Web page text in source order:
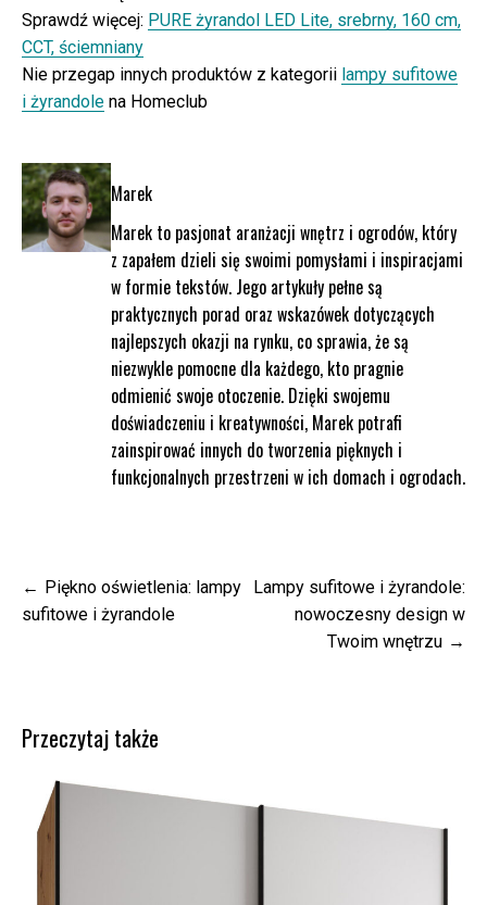
Sprawdź więcej: PURE żyrandol LED Lite, srebrny, 160 cm,
CCT, ściemniany
Nie przegap innych produktów z kategorii lampy sufitowe
i żyrandole na Homeclub
Marek
Marek to pasjonat aranżacji wnętrz i ogrodów, który
z zapałem dzieli się swoimi pomysłami i inspiracjami
w formie tekstów. Jego artykuły pełne są
praktycznych porad oraz wskazówek dotyczących
najlepszych okazji na rynku, co sprawia, że są
niezwykle pomocne dla każdego, kto pragnie
odmienić swoje otoczenie. Dzięki swojemu
doświadczeniu i kreatywności, Marek potrafi
zainspirować innych do tworzenia pięknych i
funkcjonalnych przestrzeni w ich domach i ogrodach.
Nawigacja
wpisu
Piękno oświetlenia: lampy
sufitowe i żyrandole
Lampy sufitowe i żyrandole:
nowoczesny design w
Twoim wnętrzu
Przeczytaj także